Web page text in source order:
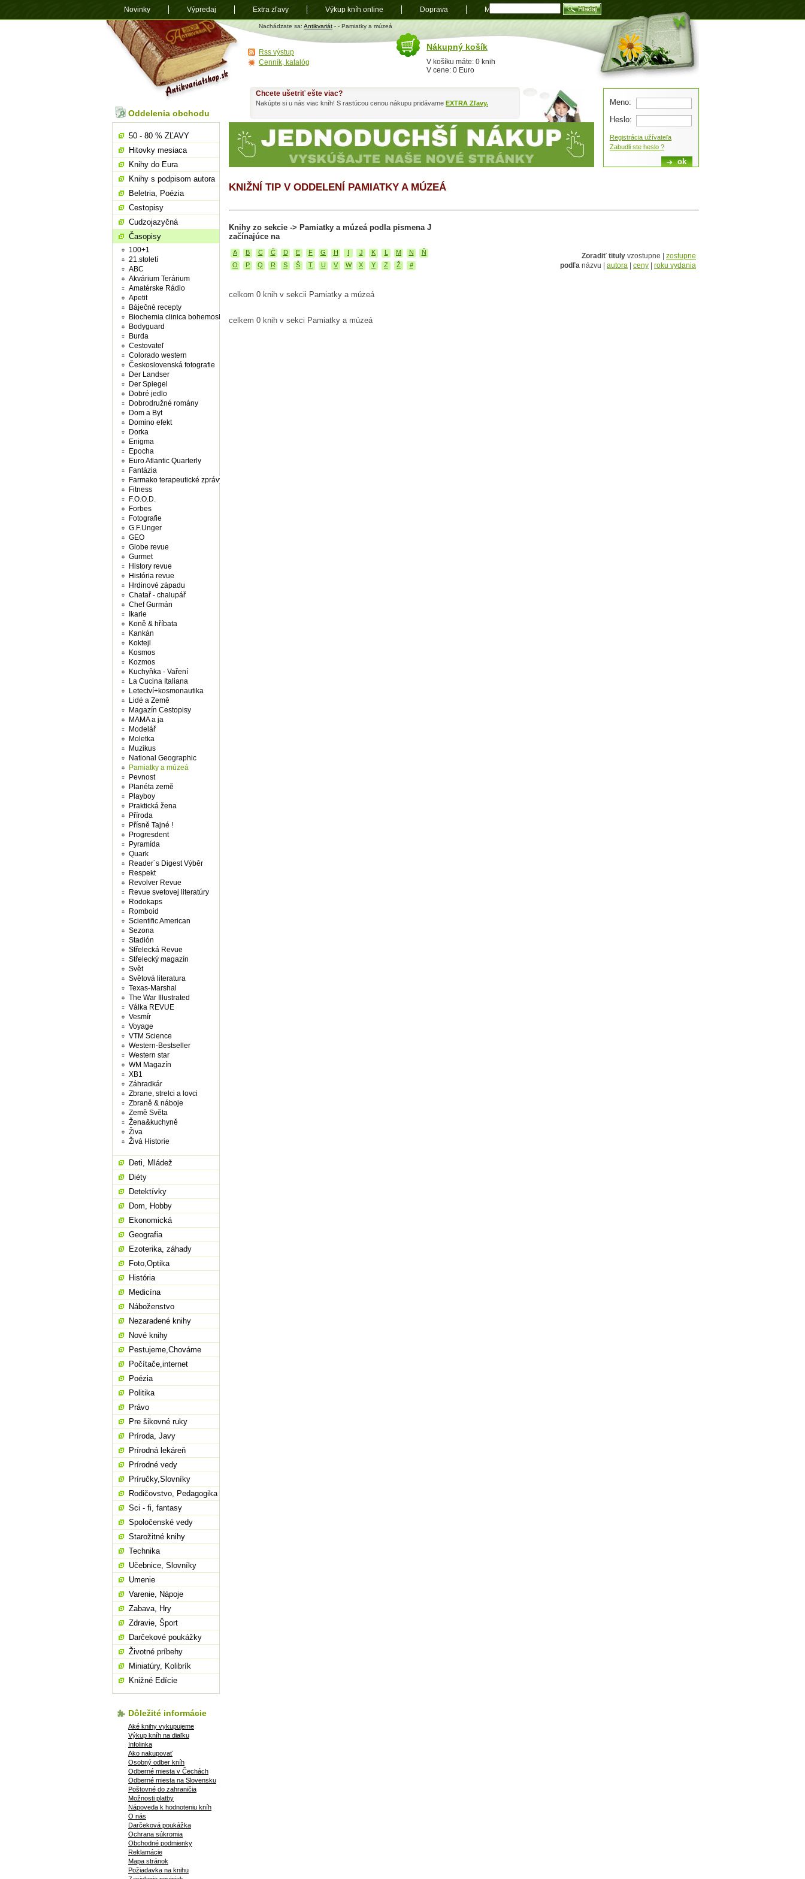
Antikvariát
shop.sk
Nachádzate sa: Antikvariát - - Pamiatky a múzeá
KNIŽNÍ TIP V ODDELENÍ PAMIATKY A MÚZEÁ
Knihy zo sekcie -> Pamiatky a múzeá podla pismena J
začínajúce na
A B C Č D E F G H J K M N
Ň
O
P Q R S Š T U V W X Y Z Ž #
Zoradiť tituly vzostupne | zostupne
podľa názvu | autora ceny roku vydania
celkom 0 knih v sekcii Pamiatky a múzeá
celkem 0 knih v sekci Pamiatky a múzeá
Chcete ušetriť ešte viac?
Nakúpte si u nás viac kníh! S rastúcou cenou nákupu pridávame EXTRA Zľavy.
Oddelenia obchodu
50 - 80 % ZĽAVY
Hitovky mesiaca
Knihy do Eura
Knihy s podpisom autora
Beletria, Poézia
Cestopisy
Cudzojazyčná
Časopisy
100+1
21.století
ABC
Akvárium Terárium
Amatérske Rádio
Apetit
Báječné recepty
Biochemia clinica bohemoslovaca
Bodyguard
Burda
Cestovateľ
Colorado western
Československá fotografie
Der Landser
Der Spiegel
Dobré jedlo
Dobrodružné romány
Dom a Byt
Domino efekt
Dorka
Enigma
Epocha
Euro Atlantic Quarterly
Fantázia
Farmako terapeutické zprávy
Fitness
F.O.O.D.
Forbes
Fotografie
G.F.Unger
GEO
Globe revue
Gurmet
History revue
História revue
Hrdinové západu
Chatař - chalupář
Chef Gurmán
Ikarie
Koně & hříbata
Kankán
Koktejl
Kosmos
Kozmos
Kuchyňka - Vaření
La Cucina Italiana
Letectví+kosmonautika
Lidé a Země
Magazín Cestopisy
MAMA a ja
Modelář
Moletka
Muzikus
National Geographic
Pamiatky a múzeá
Pevnost
Planéta země
Playboy
Praktická žena
Příroda
Přísně Tajné !
Progresdent
Pyramída
Quark
Reader´s Digest Výběr
Respekt
Revolver Revue
Revue svetovej literatúry
Rodokaps
Romboid
Scientific American
Sezona
Stadión
Střelecká Revue
Střelecký magazín
Svět
Světová literatura
Texas-Marshal
The War Illustrated
Válka REVUE
Vesmír
Voyage
VTM Science
Western-Bestseller
Western star
WM Magazín
XB1
Záhradkár
Zbrane, strelci a lovci
Zbraně & náboje
Země Světa
Žena&kuchyně
Živa
Živá Historie
Deti, Mládež
Diéty
Detektívky
Dom, Hobby
Ekonomická
Geografia
Ezoterika, záhady
Foto,Optika
História
Medicína
Náboženstvo
Nezaradené knihy
Nové knihy
Pestujeme,Chováme
Počítače,internet
Poézia
Politika
Právo
Pre šikovné ruky
Príroda, Javy
Prírodná lekáreň
Prírodné vedy
Príručky,Slovníky
Rodičovstvo, Pedagogika
Sci - fi, fantasy
Spoločenské vedy
Starožitné knihy
Technika
Učebnice, Slovníky
Umenie
Varenie, Nápoje
Zabava, Hry
Zdravie, Šport
Darčekové poukážky
Životné príbehy
Miniatúry, Kolibrík
Knižné Edície
Dôležité informácie
Aké knihy vykupujeme
Výkup kníh na diaľku
Infolinka
Ako nakupovať
Osobný odber kníh
Odberné miesta v Čechách
Odberné miesta na Slovensku
Poštovné do zahraničia
Možnosti platby
Nápoveda k hodnoteniu kníh
O nás
Darčeková poukážka
Ochrana súkromia
Obchodné podmienky
Reklamácie
Mapa stránok
Požiadavka na knihu
Meno:
Heslo:
Registrácia užívateľa
Zabudli ste heslo ?
Nákupný košík
V košíku máte: 0 knih
V cene: 0 Euro
Rss výstup
Cenník, katalóg
Novinky Výpredaj Extra zľavy Výkup kníh online Doprava Mapa